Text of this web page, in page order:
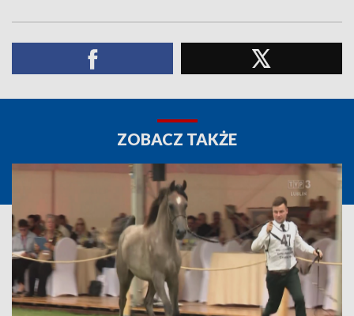
ZOBACZ TAKŻE